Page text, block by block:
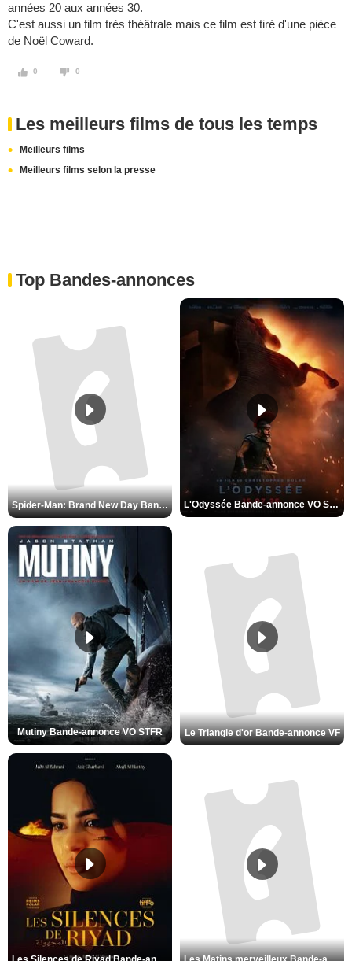
années 20 aux années 30.
C'est aussi un film très théâtrale mais ce film est tiré d'une pièce
de Noël Coward.
0 0
Les meilleurs films de tous les temps
Meilleurs films
Meilleurs films selon la presse
Top Bandes-annonces
Spider-Man: Brand New Day Bande-annonce VO STFR L'Odyssée Bande-annonce VO STFR
Mutiny Bande-annonce VO STFR Le Triangle d'or Bande-annonce VF
Les Matins merveilleux Bande-annonce VF